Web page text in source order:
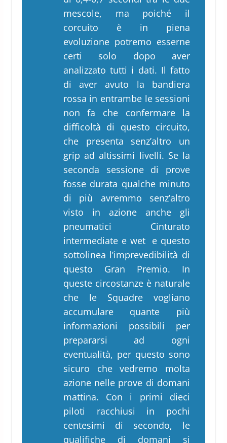
mescole, ma poiché il
corcuito è in piena
evoluzione potremo esserne
certi solo dopo aver
analizzato tutti i dati. Il fatto
di aver avuto la bandiera
rossa in entrambe le sessioni
non fa che confermare la
difficoltà di questo circuito,
che presenta senz’altro un
grip ad altissimi livelli. Se la
seconda sessione di prove
fosse durata qualche minuto
di più avremmo senz’altro
visto in azione anche gli
pneumatici Cinturato
intermediate e wet e questo
sottolinea l’imprevedibilità di
questo Gran Premio. In
queste circostanze è naturale
che le Squadre vogliano
accumulare quante più
informazioni possibili per
prepararsi ad ogni
eventualità, per questo sono
sicuro che vedremo molta
azione nelle prove di domani
mattina. Con i primi dieci
piloti racchiusi in pochi
centesimi di secondo, le
qualifiche di domani si